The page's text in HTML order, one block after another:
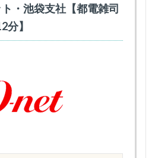
・池袋支社【都電雑司
分】